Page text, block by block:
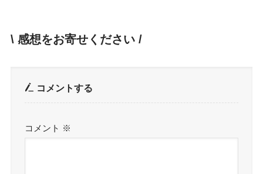
\ 感想をお寄せください /
コメントする
コメント ※